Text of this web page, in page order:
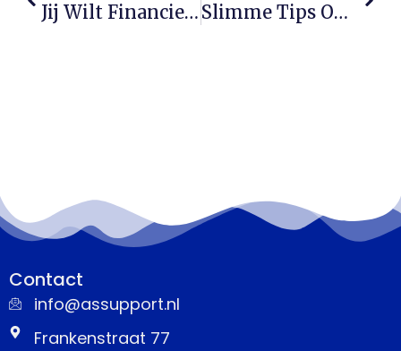
Jij Wilt Financieel Veilig Zijn Na Een Arbeidsongeschiktheid? Ontdek Hoe! Slimme Tips Om Zonder Zorgen Je Bestelauto Te Verzekeren
Contact
info@assupport.nl
Frankenstraat 77